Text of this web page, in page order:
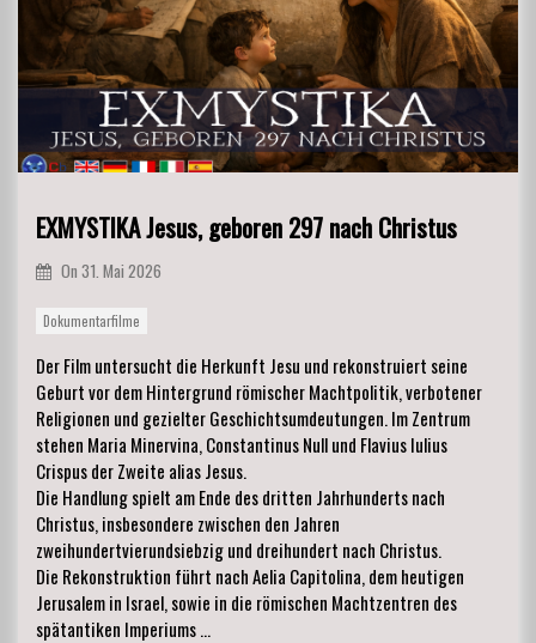
EXMYSTIKA Jesus, geboren 297 nach Christus
On 31. Mai 2026
Dokumentarfilme
Der Film untersucht die Herkunft Jesu und rekonstruiert seine
Geburt vor dem Hintergrund römischer Machtpolitik, verbotener
Religionen und gezielter Geschichtsumdeutungen. Im Zentrum
stehen Maria Minervina, Constantinus Null und Flavius Iulius
Crispus der Zweite alias Jesus.
Die Handlung spielt am Ende des dritten Jahrhunderts nach
Christus, insbesondere zwischen den Jahren
zweihundertvierundsiebzig und dreihundert nach Christus.
Die Rekonstruktion führt nach Aelia Capitolina, dem heutigen
Jerusalem in Israel, sowie in die römischen Machtzentren des
spätantiken Imperiums …